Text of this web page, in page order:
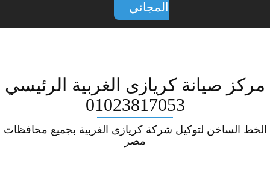
المجاني
مركز صيانة كريازى الغربية الرئيسي
01023817053
الخط الساخن لتوكيل شركة كريازى الغربية بجميع محافظات
مصر